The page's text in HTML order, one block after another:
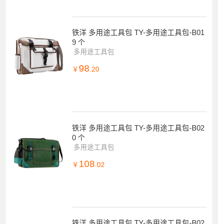
铁洋 多用途工具包 TY-多用途工具包-B01
9 个
多用途工具包
￥ 98.20
铁洋 多用途工具包 TY-多用途工具包-B02
0 个
多用途工具包
￥ 108 .02